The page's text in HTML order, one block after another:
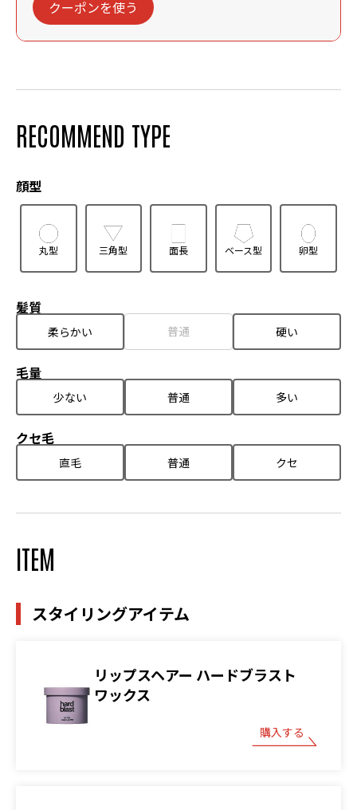
クーポンを使う
RECOMMEND TYPE
顔型
丸型 三角型 面長 ベース型 卵型
髪質
柔らかい 普通 硬い
毛量
少ない 普通 多い
クセ毛
直毛 普通 クセ
ITEM
スタイリングアイテム
リップスヘアー ハードブラスト
ワックス
購入する